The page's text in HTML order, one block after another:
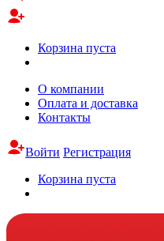
Корзина пуста
О компании
Оплата и доставка
Контакты
Войти Регистрация
Корзина пуста